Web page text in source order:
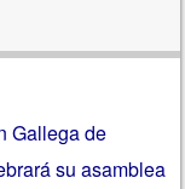
Gallega de
su asamblea